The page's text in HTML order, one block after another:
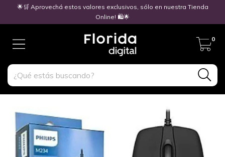
🌟🛒 Aprovechá estos valores exclusivos, sólo en nuestra Tienda
Online! 🛍️🌟
0